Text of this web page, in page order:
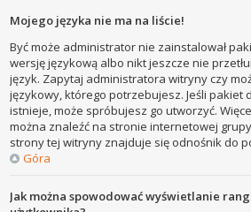
Mojego języka nie ma na liście!
Być może administrator nie zainstalował
wersję językową albo nikt jeszcze nie
język. Zapytaj administratora witryny czy
językowy, którego potrzebujesz. Jeśli pakiet
istnieje, może spróbujesz go utworzyć.
można znaleźć na stronie internetowej
strony tej witryny znajduje się odnośnik do
Góra
Jak można spowodować wyświetlanie